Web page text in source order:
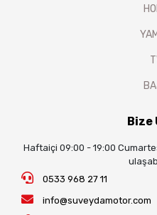
Bize
Haftaiçi 09:00 - 19:00
0533 968 27 11
info@suveydamotor.com